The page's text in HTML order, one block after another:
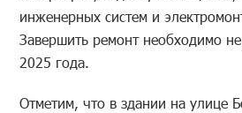
инженерных систем и
Завершить ремонт необходимо
2025 года.
Отметим, что в здании на улице